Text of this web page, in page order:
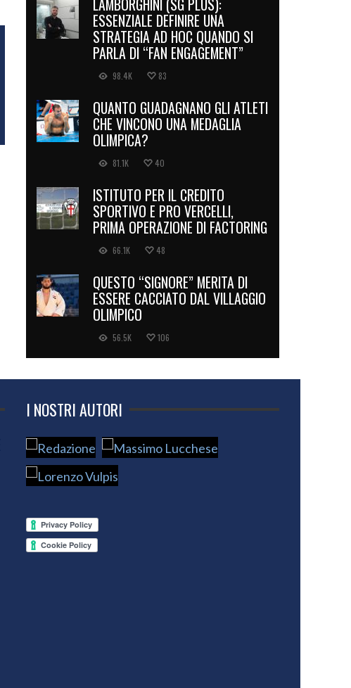
ESSENZIALE DEFINIRE UNA
STRATEGIA AD HOC QUANDO SI
PARLA DI “FAN ENGAGEMENT”
98.4K 83
QUANTO GUADAGNANO GLI ATLETI
CHE VINCONO UNA MEDAGLIA
OLIMPICA?
81.1K 40
ISTITUTO PER IL CREDITO
SPORTIVO E PRO VERCELLI,
PRIMA OPERAZIONE DI FACTORING
66.1K 48
QUESTO “SIGNORE” MERITA DI
ESSERE CACCIATO DAL VILLAGGIO
OLIMPICO
56.5K 106
I NOSTRI AUTORI